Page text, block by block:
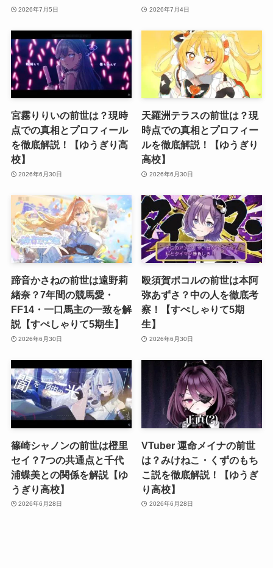
2026年7月5日 2026年7月4日
宮霧りりいの前世は？現時
点での真相とプロフィール
を徹底解説！【ゆうぎり高
校】
2026年6月30日
天羅洲テラスの前世は？現
時点での真相とプロフィー
ルを徹底解説！【ゆうぎり
高校】
2026年6月30日
蹄音かさねの前世は遠野莉
緒奈？7年間の競馬愛・
FF14・一口馬主の一致を解
説【すぺしゃりて5期生】
2026年6月30日
殴須賀ポコルの前世は本阿
弥あずさ？中の人を徹底考
察！【すぺしゃりて5期
生】
2026年6月30日
篠崎シャノンの前世は橙里
セイ？7つの共通点と千代
浦蝶美との関係を解説【ゆ
うぎり高校】
2026年6月28日
VTuber 運命メイナの前世
は？みけねこ・くずのもち
こ説を徹底解説！【ゆうぎ
り高校】
2026年6月28日